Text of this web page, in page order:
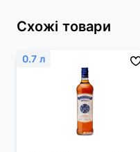
Схожі товари
0.7 л